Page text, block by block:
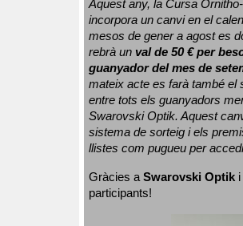
Aquest any, la Cursa
incorpora un canvi en el
mesos de gener a agost es
rebrà un val de 50 € per
guanyador del mes de
mateix acte es farà també el
entre tots els guanyadors
Swarovski Optik. Aquest
sistema de sorteig i els
llistes com pugueu per
Gràcies a Swarovski Optik i
participants!